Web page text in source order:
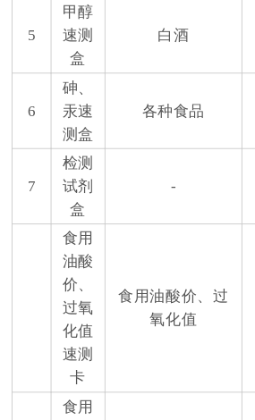
5
甲醇
速测
盒
白酒
6
砷、
汞速
测盒
各种食品
7
检测
试剂
盒
-
食用
油酸
价、
过氧
化值
速测
卡
食用油酸价、过
氧化值
食用